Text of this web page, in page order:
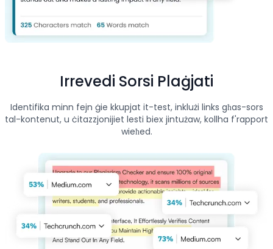
Irrevedi Sorsi Plaġjati
Identifika minn fejn ġie kkupjat it-test, inklużi links għas-sors
tal-kontenut, u ċitazzjonijiet lesti biex jintużaw, kollha f'rapport
wieħed.